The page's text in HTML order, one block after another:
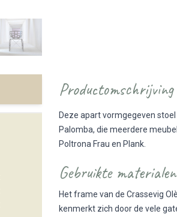
Productomschrijving
Deze apart vormgegeven
Palomba, die meerdere
Poltrona Frau en Plank.
Gebruikte
Het frame van de Crassevig
kenmerkt zich door de vele